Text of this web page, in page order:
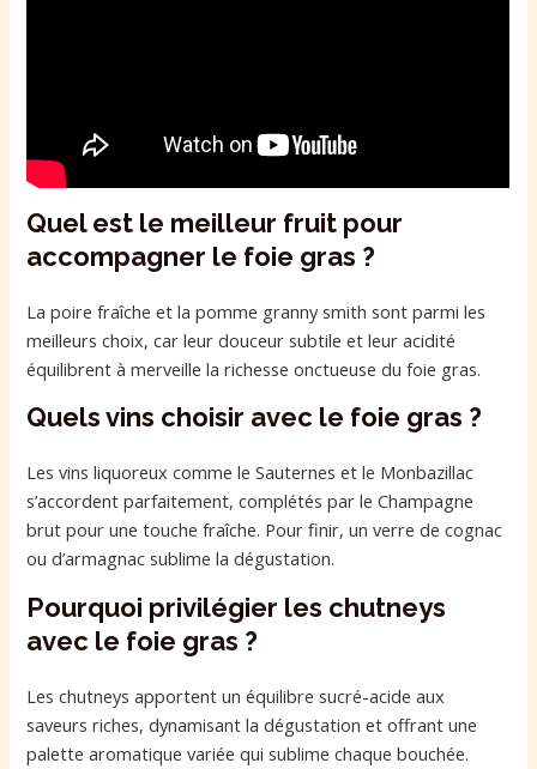
Quel est le meilleur fruit pour
accompagner le foie gras ?
La poire fraîche et la pomme granny smith sont parmi les
meilleurs choix, car leur douceur subtile et leur acidité
équilibrent à merveille la richesse onctueuse du foie gras.
Quels vins choisir avec le foie gras ?
Les vins liquoreux comme le Sauternes et le Monbazillac
s’accordent parfaitement, complétés par le Champagne
brut pour une touche fraîche. Pour finir, un verre de cognac
ou d’armagnac sublime la dégustation.
Pourquoi privilégier les chutneys
avec le foie gras ?
Les chutneys apportent un équilibre sucré-acide aux
saveurs riches, dynamisant la dégustation et offrant une
palette aromatique variée qui sublime chaque bouchée.